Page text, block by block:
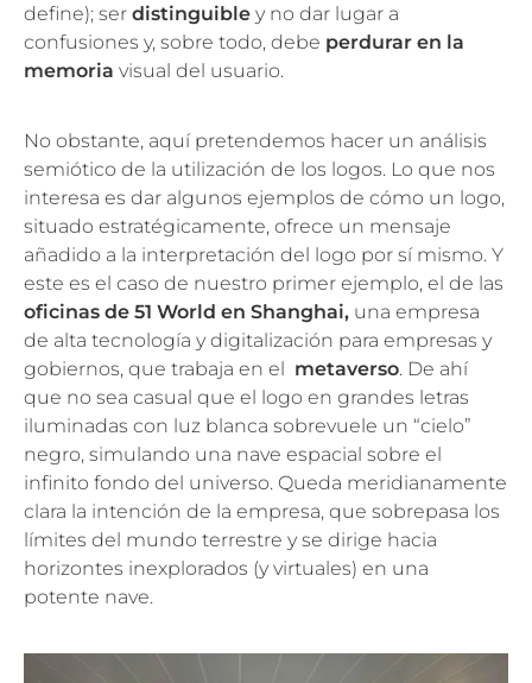
define); ser distinguible y no dar lugar a
confusiones y, sobre todo, debe perdurar en la
memoria visual del usuario.
No obstante, aquí pretendemos hacer un análisis
semiótico de la utilización de los logos. Lo que nos
interesa es dar algunos ejemplos de cómo un logo,
situado estratégicamente, ofrece un mensaje
añadido a la interpretación del logo por sí mismo. Y
este es el caso de nuestro primer ejemplo, el de las
oficinas de 51 World en Shanghai, una empresa
de alta tecnología y digitalización para empresas y
gobiernos, que trabaja en el metaverso. De ahí
que no sea casual que el logo en grandes letras
iluminadas con luz blanca sobrevuele un “cielo”
negro, simulando una nave espacial sobre el
infinito fondo del universo. Queda meridianamente
clara la intención de la empresa, que sobrepasa los
límites del mundo terrestre y se dirige hacia
horizontes inexplorados (y virtuales) en una
potente nave.